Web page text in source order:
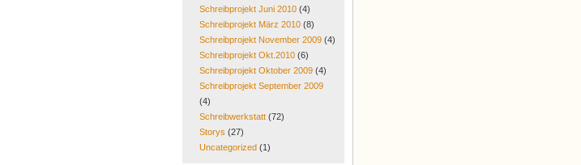
Schreibprojekt Juni 2010(4)
Schreibprojekt März 2010(8)
Schreibprojekt November 2009(4)
Schreibprojekt Okt.2010(6)
Schreibprojekt Oktober 2009(4)
Schreibprojekt September 2009
(4)
Schreibwerkstatt(72)
Storys (27)
Uncategorized (1)